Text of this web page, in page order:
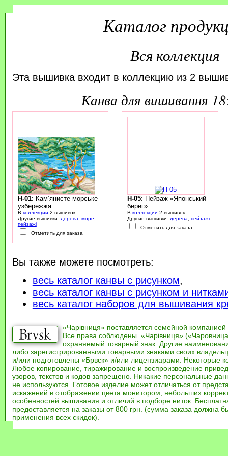
Каталог
Вся коллекция
Эта вышивка входит в коллекцию из 2
канва для вишивання
H-01: Кам’янисте морське
узбережжя
В коллекции 2 вышивок.
Другие вышивки: дерева море
пейзажі
Отметить для заказа
H-05: Пейзаж «Японський
берег»
В коллекции 2 вышивок.
Другие вышивки: дерева
пейзажі
Отметить для заказа
Вы также можете посмотреть:
весь каталог канвы с рисунком,
весь каталог канвы с рисунком и
весь каталог наборов для вышивания
«Чарівниця» поставляется семейной компанией
Все права соблюдены. «Чарівниця»
охраняемый товарный знак. Другие
либо зарегистрированными товарными знаками своих
и/или подготовлены «Брвск» и/или лицензиарами. Некоторые
Любое копирование, тиражирование и воспроизведение
узоров, текстов и кодов запрещено. Никакие персональные
не используются. Готовое изделие может отличаться от
искажений в отображении цвета монитором, небольших
особенностей вышивания и отличий в подборе ниток.
предоставляется на заказы от 800 грн. (сумма заказа должна
применения всех скидок).